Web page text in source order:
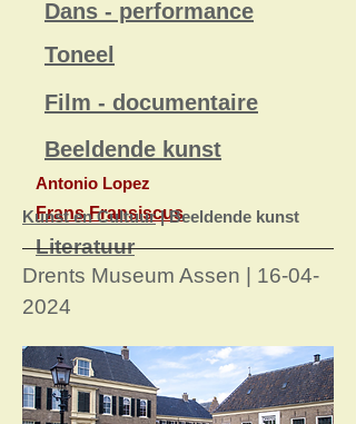
Dans - performance
Toneel
Film - documentaire
Beeldende kunst
Antonio Lopez
Frans Fransiscus
Literatuur
Kunst en Cultuur| Beeldende kunst
Drents Museum Assen | 16-04-
2024